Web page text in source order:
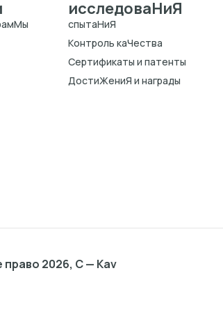
исследоваHиЯ
спытаHиЯ
Kонтроль каЧества
Cертификаты и патенты
ДостиЖениЯ и награды
2026, C — Kav